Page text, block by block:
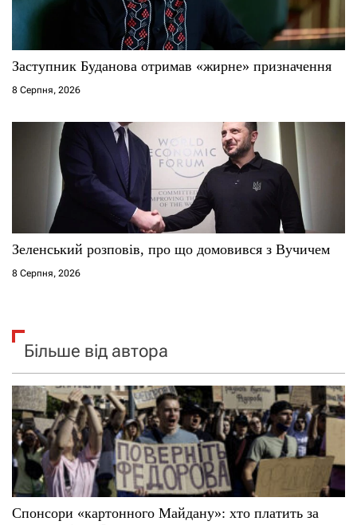
Заступник Буданова отримав «жирне» призначення
8 Серпня, 2026
Зеленський розповів, про що домовився з Вучичем
8 Серпня, 2026
Більше від автора
Спонсори «картонного Майдану»: хто платить за